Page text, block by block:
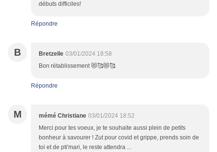
débuts difficiles!
Répondre
B Bretzelle 03/01/2024 18:58
Bon rétablissement 😻🥰😻🥰
Répondre
M mémé Christiane 03/01/2024 18:52
Merci pour tes voeux, je te souhaite aussi plein de petits
bonheur à savourer ! Zut pour covid et grippe, prends soin de
toi et de pti'mari, le reste attendra ...